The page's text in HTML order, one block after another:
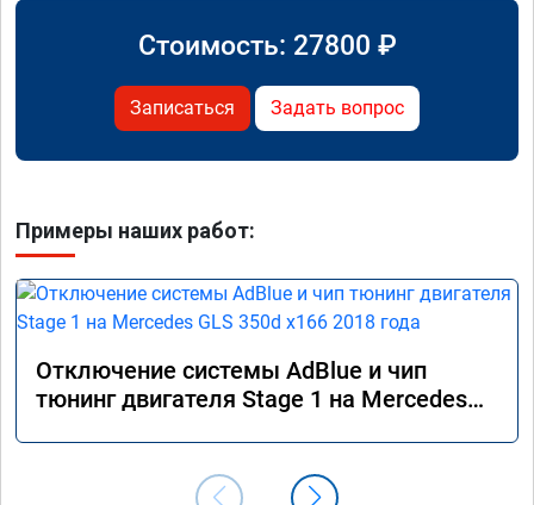
Стоимость: 27800 ₽
Записаться Задать вопрос
Примеры наших работ:
Отключение системы AdBlue и чип
тюнинг двигателя Stage 1 на Mercedes